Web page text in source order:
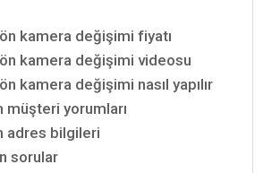
kamera değişimi fiyatı
kamera değişimi videosu
kamera değişimi nasıl yapılır
müşteri yorumları
adres bilgileri
sorular